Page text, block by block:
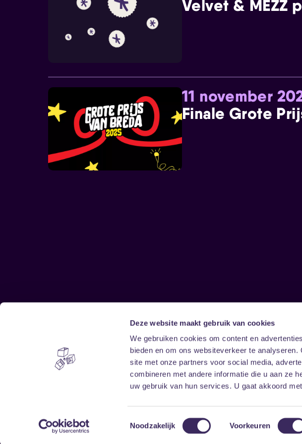
Deze website maakt gebruik van cookies
We gebruiken cookies om content en
bieden en om ons websiteverkeer te
site met onze partners voor social media,
combineren met andere informatie die u aan ze
uw gebruik van hun services. U gaat akkoord
Toestemmingsselectie
Noodzakelijk Voorkeuren
Velvet & MEZZ
11 november
Finale Grote
Home
Vrijwilligers
Disclaimer
Toegankelijkheid
Privacy & cookies
Follow
Facebook